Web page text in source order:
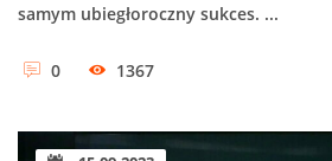
samym ubiegłoroczny sukces. ...
0 1367